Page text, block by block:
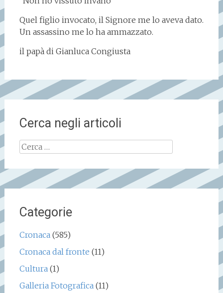
Quel figlio invocato, il Signore me lo aveva dato.
Un assassino me lo ha ammazzato.
il papà di Gianluca Congiusta
Cerca negli articoli
Ricerca
Categorie
Cronaca(585)
Cronaca dal fronte (11)
Cultura(1)
Galleria Fotografica(11)